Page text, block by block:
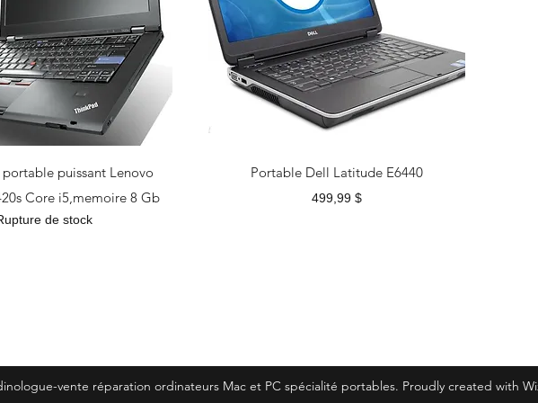
puissant Lenovo
Core i5,memoire 8 Gb
de stock
Portable Dell Latitude E6440
Prix
499,99 $
vente réparation ordinateurs Mac et PC spécialité portables. Proudly created with